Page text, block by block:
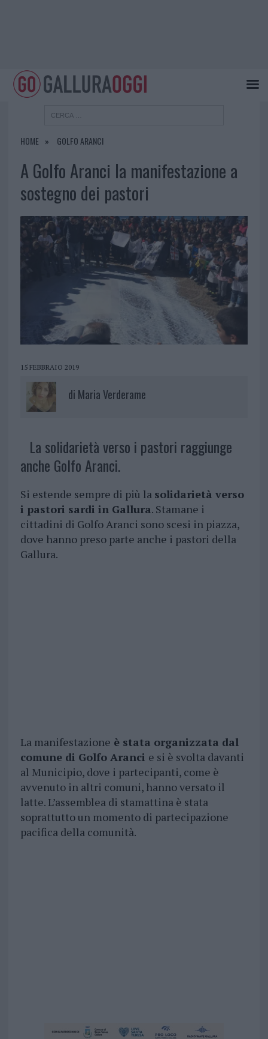
HOME GOLFO ARANCI
A Golfo Aranci la manifestazione a
sostegno dei pastori
15 FEBBRAIO 2019
di Maria Verderame
La solidarietà verso i pastori raggiunge
anche Golfo Aranci.
Si estende sempre di più la solidarietà verso
i pastori sardi in Gallura. Stamane i
cittadini di Golfo Aranci sono scesi in piazza,
dove hanno preso parte anche i pastori della
Gallura.
La manifestazione è stata organizzata dal
comune di Golfo Aranci e si è svolta davanti
al Municipio, dove i partecipanti, come è
avvenuto in altri comuni, hanno versato il
latte. L’assemblea di stamattina è stata
soprattutto un momento di partecipazione
pacifica della comunità.